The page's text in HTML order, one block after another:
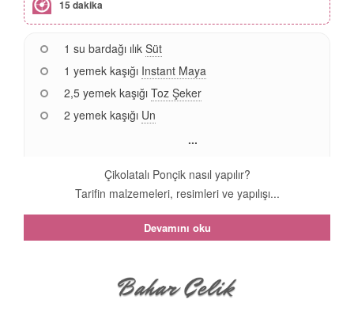
15 dakika
1 su bardağı ılık Süt
1 yemek kaşığı Instant Maya
2,5 yemek kaşığı Toz Şeker
2 yemek kaşığı Un
...
Çikolatalı Ponçik nasıl yapılır?
Tarifin malzemeleri, resimleri ve yapılışı...
Devamını oku